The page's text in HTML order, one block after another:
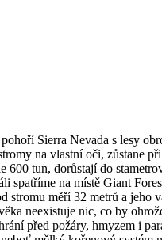
Sierra Nevada s lesy
na vlastní oči, zůstane
tun, dorůstají do
spatříme na místě Giant
stromu měří 32 metrů a jeho
neexistuje nic, co by
před požáry, hmyzem i